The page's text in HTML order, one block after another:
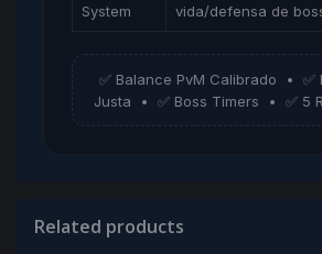
System
vida/defensa de
✅ Balance PvM Calibrado • ✅
Justa • ✅ Boss Timers • ✅ 5
Related products